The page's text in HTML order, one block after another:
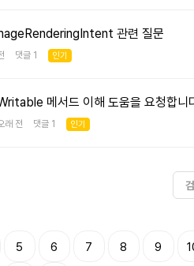
관련 질문
댓글 1 인기
메서드 이해 도움을 요청합니
래 전 댓글 1 인기
5 6 7 8 9